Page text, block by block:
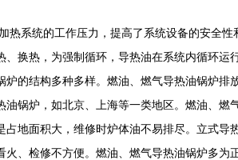
热系统的工作压力，提高了系统设备的安全
换热，为强制循环，导热油在系统内循环运
结构多种多样。燃油、燃气导热油锅炉排
锅炉，如北京、上海等一类地区。燃油、
地面积大，维修时炉体油不易排尽。立式
、检修不方便。燃油、燃气导热油锅炉多为